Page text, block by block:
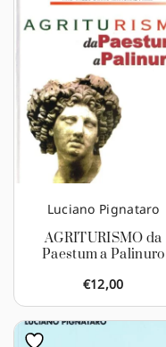
Luciano Pignataro
AGRITURISMO da
Paestum a Palinuro
€12,00